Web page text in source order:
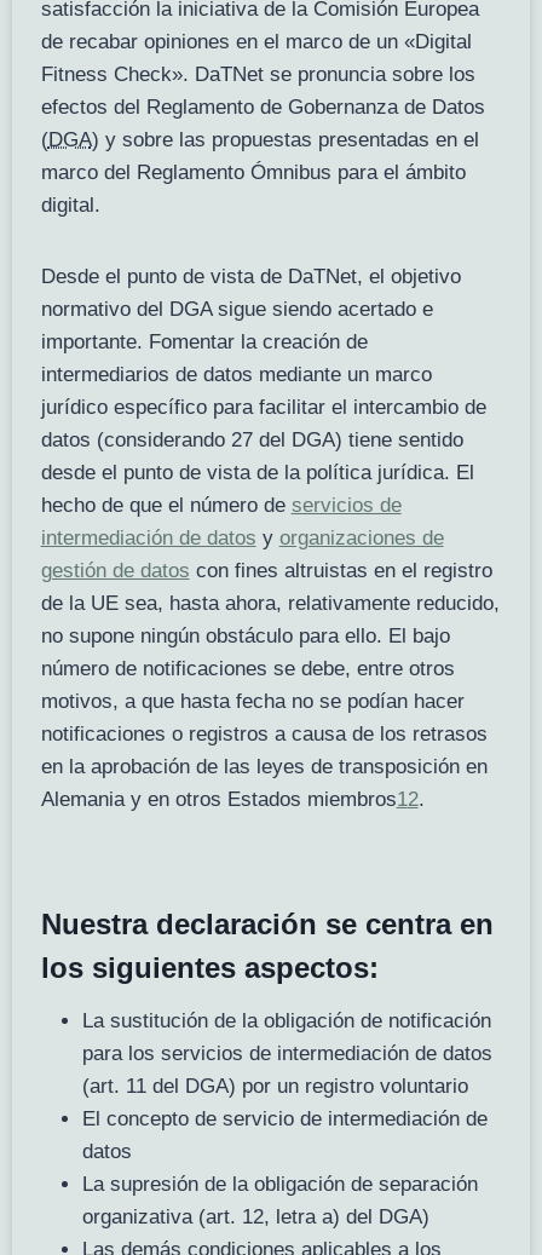
satisfacción la iniciativa de la Comisión Europea
de recabar opiniones en el marco de un «Digital
Fitness Check». DaTNet se pronuncia sobre los
efectos del Reglamento de Gobernanza de Datos
(DGA) y sobre las propuestas presentadas en el
marco del Reglamento Ómnibus para el ámbito
digital.
Desde el punto de vista de DaTNet, el objetivo
normativo del DGA sigue siendo acertado e
importante. Fomentar la creación de
intermediarios de datos mediante un marco
jurídico específico para facilitar el intercambio de
datos (considerando 27 del DGA) tiene sentido
desde el punto de vista de la política jurídica. El
hecho de que el número de servicios de
intermediación de datos y organizaciones de
gestión de datos con fines altruistas en el registro
de la UE sea, hasta ahora, relativamente reducido,
no supone ningún obstáculo para ello. El bajo
número de notificaciones se debe, entre otros
motivos, a que hasta fecha no se podían hacer
notificaciones o registros a causa de los retrasos
en la aprobación de las leyes de transposición en
Alemania y en otros Estados miembros12.
Nuestra declaración se centra en
los siguientes aspectos:
La sustitución de la obligación de notificación
para los servicios de intermediación de datos
(art. 11 del DGA) por un registro voluntario
El concepto de servicio de intermediación de
datos
La supresión de la obligación de separación
organizativa (art. 12, letra a) del DGA)
Las demás condiciones aplicables a los